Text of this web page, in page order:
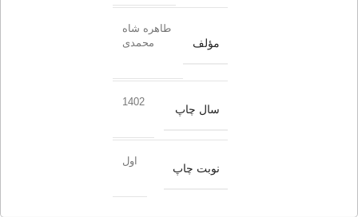
مؤلف
طاهره شاه
محمدی
سال چاپ
1402
نوبت چاپ
اول